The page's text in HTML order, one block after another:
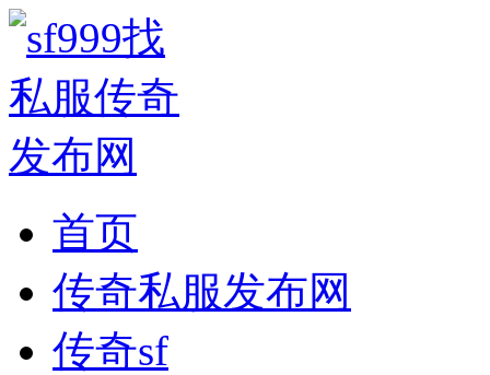
首页
传奇私服发布网
传奇sf